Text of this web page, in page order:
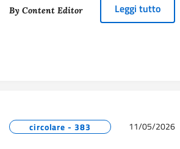
By Content Editor Leggi tuttoabout
circolare - 383 11/05/2026